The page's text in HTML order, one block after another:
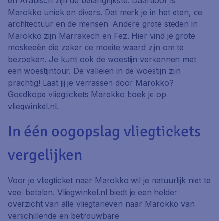
Marokko uniek en divers. Dat merk je in het eten, de
architectuur en de mensen. Andere grote steden in
Marokko zijn Marrakech en Fez. Hier vind je grote
moskeeën die zeker de moeite waard zijn om te
bezoeken. Je kunt ook de woestijn verkennen met
een woestijntour. De valleien in de woestijn zijn
prachtig! Laat jij je verrassen door Marokko?
Goedkope vliegtickets Marokko boek je op
vliegwinkel.nl.
In één oogopslag vliegtickets
vergelijken
Voor je vliegticket naar Marokko wil je natuurlijk niet te
veel betalen. Vliegwinkel.nl biedt je een helder
overzicht van alle vliegtarieven naar Marokko van
verschillende en betrouwbare